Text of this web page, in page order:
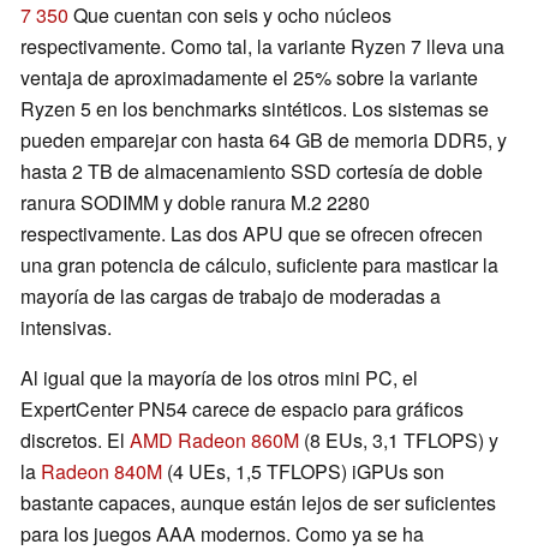
7 350 Que cuentan con seis y ocho núcleos
respectivamente. Como tal, la variante Ryzen 7 lleva una
ventaja de aproximadamente el 25% sobre la variante
Ryzen 5 en los benchmarks sintéticos. Los sistemas se
pueden emparejar con hasta 64 GB de memoria DDR5, y
hasta 2 TB de almacenamiento SSD cortesía de doble
ranura SODIMM y doble ranura M.2 2280
respectivamente. Las dos APU que se ofrecen ofrecen
una gran potencia de cálculo, suficiente para masticar la
mayoría de las cargas de trabajo de moderadas a
intensivas.
Al igual que la mayoría de los otros mini PC, el
ExpertCenter PN54 carece de espacio para gráficos
discretos. El AMD Radeon 860M (8 EUs, 3,1 TFLOPS) y
la Radeon 840M (4 UEs, 1,5 TFLOPS) iGPUs son
bastante capaces, aunque están lejos de ser suficientes
para los juegos AAA modernos. Como ya se ha